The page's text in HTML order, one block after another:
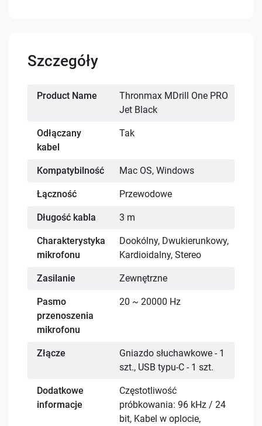
Szczegóły
Więcej
Product Name
Thronmax MDrill One PRO
Jet Black
Odłączany
kabel
Tak
Kompatybilność Mac OS, Windows
Łączność Przewodowe
Długość kabla 3 m
Charakterystyka
mikrofonu
Dookólny, Dwukierunkowy,
Kardioidalny, Stereo
Zasilanie Zewnętrzne
Pasmo
przenoszenia
mikrofonu
20 ~ 20000 Hz
Złącze
Gniazdo słuchawkowe - 1
szt., USB typu-C - 1 szt.
Dodatkowe
informacje
Częstotliwość
próbkowania: 96 kHz / 24
bit, Kabel w oplocie,